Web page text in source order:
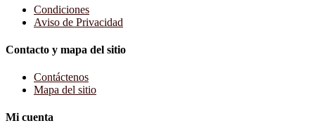
Condiciones
Aviso de Privacidad
Contacto y mapa del sitio
Contáctenos
Mapa del sitio
Mi cuenta